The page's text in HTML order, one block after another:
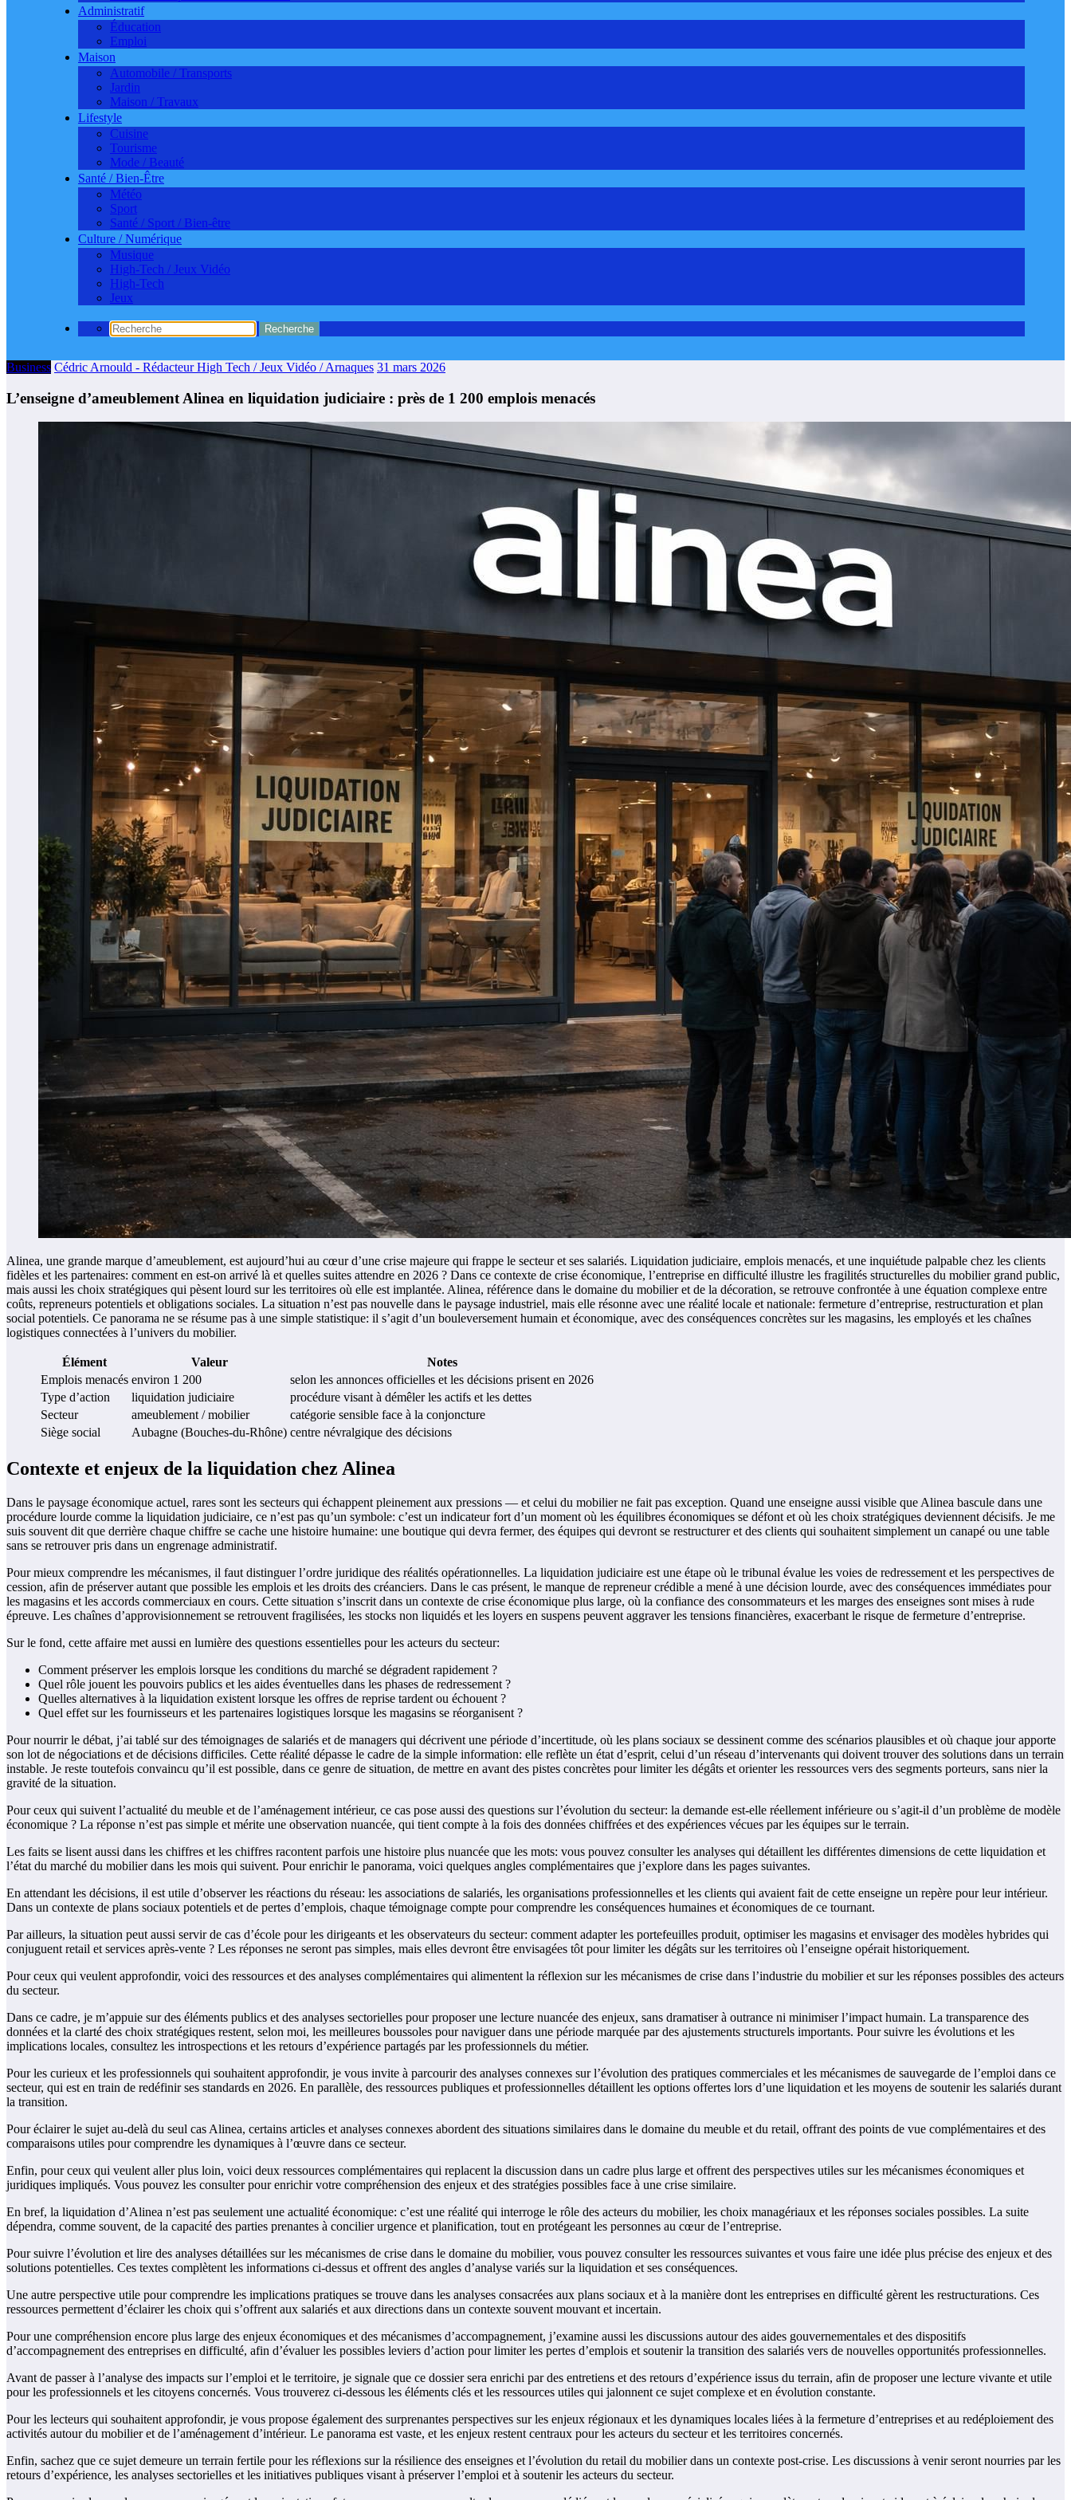
Administratif
Éducation
Emploi
Maison
Automobile / Transports
Jardin
Maison / Travaux
Lifestyle
Cuisine
Tourisme
Mode / Beauté
Santé / Bien-Être
Météo
Sport
Santé / Sport / Bien-être
Culture / Numérique
Musique
High-Tech / Jeux Vidéo
High-Tech
Jeux
Business Cédric Arnould - Rédacteur High Tech / Jeux Vidéo / Arnaques 31 mars 2026
L’enseigne d’ameublement Alinea en liquidation judiciaire : près de 1 200 emplois menacés
Alinea, une grande marque d’ameublement, est aujourd’hui au cœur d’une crise majeure qui frappe le secteur et ses salariés. Liquidation judiciaire, emplois menacés, et une inquiétude palpable chez les clients
fidèles et les partenaires: comment en est-on arrivé là et quelles suites attendre en 2026 ? Dans ce contexte de crise économique, l’entreprise en difficulté illustre les fragilités structurelles du mobilier grand public,
mais aussi les choix stratégiques qui pèsent lourd sur les territoires où elle est implantée. Alinea, référence dans le domaine du mobilier et de la décoration, se retrouve confrontée à une équation complexe entre
coûts, repreneurs potentiels et obligations sociales. La situation n’est pas nouvelle dans le paysage industriel, mais elle résonne avec une réalité locale et nationale: fermeture d’entreprise, restructuration et plan
social potentiels. Ce panorama ne se résume pas à une simple statistique: il s’agit d’un bouleversement humain et économique, avec des conséquences concrètes sur les magasins, les employés et les chaînes
logistiques connectées à l’univers du mobilier.
Élément Valeur
Notes
Emplois menacés environ 1 200
selon les annonces officielles et les décisions prisent en 2026
Type d’action
liquidation judiciaire
procédure visant à démêler les actifs et les dettes
Secteur
ameublement / mobilier
catégorie sensible face à la conjoncture
Siège social
Aubagne (Bouches-du-Rhône) centre névralgique des décisions
Contexte et enjeux de la liquidation chez Alinea
Dans le paysage économique actuel, rares sont les secteurs qui échappent pleinement aux pressions — et celui du mobilier ne fait pas exception. Quand une enseigne aussi visible que Alinea bascule dans une
procédure lourde comme la liquidation judiciaire, ce n’est pas qu’un symbole: c’est un indicateur fort d’un moment où les équilibres économiques se défont et où les choix stratégiques deviennent décisifs. Je me
suis souvent dit que derrière chaque chiffre se cache une histoire humaine: une boutique qui devra fermer, des équipes qui devront se restructurer et des clients qui souhaitent simplement un canapé ou une table
sans se retrouver pris dans un engrenage administratif.
Pour mieux comprendre les mécanismes, il faut distinguer l’ordre juridique des réalités opérationnelles. La liquidation judiciaire est une étape où le tribunal évalue les voies de redressement et les perspectives de
cession, afin de préserver autant que possible les emplois et les droits des créanciers. Dans le cas présent, le manque de repreneur crédible a mené à une décision lourde, avec des conséquences immédiates pour
les magasins et les accords commerciaux en cours. Cette situation s’inscrit dans un contexte de crise économique plus large, où la confiance des consommateurs et les marges des enseignes sont mises à rude
épreuve. Les chaînes d’approvisionnement se retrouvent fragilisées, les stocks non liquidés et les loyers en suspens peuvent aggraver les tensions financières, exacerbant le risque de fermeture d’entreprise.
Sur le fond, cette affaire met aussi en lumière des questions essentielles pour les acteurs du secteur:
Comment préserver les emplois lorsque les conditions du marché se dégradent rapidement ?
Quel rôle jouent les pouvoirs publics et les aides éventuelles dans les phases de redressement ?
Quelles alternatives à la liquidation existent lorsque les offres de reprise tardent ou échouent ?
Quel effet sur les fournisseurs et les partenaires logistiques lorsque les magasins se réorganisent ?
Pour nourrir le débat, j’ai tablé sur des témoignages de salariés et de managers qui décrivent une période d’incertitude, où les plans sociaux se dessinent comme des scénarios plausibles et où chaque jour apporte
son lot de négociations et de décisions difficiles. Cette réalité dépasse le cadre de la simple information: elle reflète un état d’esprit, celui d’un réseau d’intervenants qui doivent trouver des solutions dans un terrain
instable. Je reste toutefois convaincu qu’il est possible, dans ce genre de situation, de mettre en avant des pistes concrètes pour limiter les dégâts et orienter les ressources vers des segments porteurs, sans nier la
gravité de la situation.
Pour ceux qui suivent l’actualité du meuble et de l’aménagement intérieur, ce cas pose aussi des questions sur l’évolution du secteur: la demande est-elle réellement inférieure ou s’agit-il d’un problème de modèle
économique ? La réponse n’est pas simple et mérite une observation nuancée, qui tient compte à la fois des données chiffrées et des expériences vécues par les équipes sur le terrain.
Les faits se lisent aussi dans les chiffres et les chiffres racontent parfois une histoire plus nuancée que les mots: vous pouvez consulter les analyses qui détaillent les différentes dimensions de cette liquidation et
l’état du marché du mobilier dans les mois qui suivent. Pour enrichir le panorama, voici quelques angles complémentaires que j’explore dans les pages suivantes.
En attendant les décisions, il est utile d’observer les réactions du réseau: les associations de salariés, les organisations professionnelles et les clients qui avaient fait de cette enseigne un repère pour leur intérieur.
Dans un contexte de plans sociaux potentiels et de pertes d’emplois, chaque témoignage compte pour comprendre les conséquences humaines et économiques de ce tournant.
Par ailleurs, la situation peut aussi servir de cas d’école pour les dirigeants et les observateurs du secteur: comment adapter les portefeuilles produit, optimiser les magasins et envisager des modèles hybrides qui
conjuguent retail et services après-vente ? Les réponses ne seront pas simples, mais elles devront être envisagées tôt pour limiter les dégâts sur les territoires où l’enseigne opérait historiquement.
Pour ceux qui veulent approfondir, voici des ressources et des analyses complémentaires qui alimentent la réflexion sur les mécanismes de crise dans l’industrie du mobilier et sur les réponses possibles des acteurs
du secteur.
Dans ce cadre, je m’appuie sur des éléments publics et des analyses sectorielles pour proposer une lecture nuancée des enjeux, sans dramatiser à outrance ni minimiser l’impact humain. La transparence des
données et la clarté des choix stratégiques restent, selon moi, les meilleures boussoles pour naviguer dans une période marquée par des ajustements structurels importants. Pour suivre les évolutions et les
implications locales, consultez les introspections et les retours d’expérience partagés par les professionnels du métier.
Pour les curieux et les professionnels qui souhaitent approfondir, je vous invite à parcourir des analyses connexes sur l’évolution des pratiques commerciales et les mécanismes de sauvegarde de l’emploi dans ce
secteur, qui est en train de redéfinir ses standards en 2026. En parallèle, des ressources publiques et professionnelles détaillent les options offertes lors d’une liquidation et les moyens de soutenir les salariés durant
la transition.
Pour éclairer le sujet au-delà du seul cas Alinea, certains articles et analyses connexes abordent des situations similaires dans le domaine du meuble et du retail, offrant des points de vue complémentaires et des
comparaisons utiles pour comprendre les dynamiques à l’œuvre dans ce secteur.
Enfin, pour ceux qui veulent aller plus loin, voici deux ressources complémentaires qui replacent la discussion dans un cadre plus large et offrent des perspectives utiles sur les mécanismes économiques et
juridiques impliqués. Vous pouvez les consulter pour enrichir votre compréhension des enjeux et des stratégies possibles face à une crise similaire.
En bref, la liquidation d’Alinea n’est pas seulement une actualité économique: c’est une réalité qui interroge le rôle des acteurs du mobilier, les choix managériaux et les réponses sociales possibles. La suite
dépendra, comme souvent, de la capacité des parties prenantes à concilier urgence et planification, tout en protégeant les personnes au cœur de l’entreprise.
Pour suivre l’évolution et lire des analyses détaillées sur les mécanismes de crise dans le domaine du mobilier, vous pouvez consulter les ressources suivantes et vous faire une idée plus précise des enjeux et des
solutions potentielles. Ces textes complètent les informations ci-dessus et offrent des angles d’analyse variés sur la liquidation et ses conséquences.
Une autre perspective utile pour comprendre les implications pratiques se trouve dans les analyses consacrées aux plans sociaux et à la manière dont les entreprises en difficulté gèrent les restructurations. Ces
ressources permettent d’éclairer les choix qui s’offrent aux salariés et aux directions dans un contexte souvent mouvant et incertain.
Pour une compréhension encore plus large des enjeux économiques et des mécanismes d’accompagnement, j’examine aussi les discussions autour des aides gouvernementales et des dispositifs
d’accompagnement des entreprises en difficulté, afin d’évaluer les possibles leviers d’action pour limiter les pertes d’emplois et soutenir la transition des salariés vers de nouvelles opportunités professionnelles.
Avant de passer à l’analyse des impacts sur l’emploi et le territoire, je signale que ce dossier sera enrichi par des entretiens et des retours d’expérience issus du terrain, afin de proposer une lecture vivante et utile
pour les professionnels et les citoyens concernés. Vous trouverez ci-dessous les éléments clés et les ressources utiles qui jalonnent ce sujet complexe et en évolution constante.
Pour les lecteurs qui souhaitent approfondir, je vous propose également des surprenantes perspectives sur les enjeux régionaux et les dynamiques locales liées à la fermeture d’entreprises et au redéploiement des
activités autour du mobilier et de l’aménagement d’intérieur. Le panorama est vaste, et les enjeux restent centraux pour les acteurs du secteur et les territoires concernés.
Enfin, sachez que ce sujet demeure un terrain fertile pour les réflexions sur la résilience des enseignes et l’évolution du retail du mobilier dans un contexte post-crise. Les discussions à venir seront nourries par les
retours d’expérience, les analyses sectorielles et les initiatives publiques visant à préserver l’emploi et à soutenir les acteurs du secteur.